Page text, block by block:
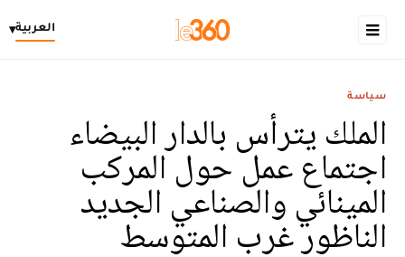
العربية▾
سياسة
الملك يترأس بالدار البيضاء
اجتماع عمل حول المركب
المينائي والصناعي الجديد
الناظور غرب المتوسط